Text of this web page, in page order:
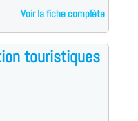
Voir la fiche complète
touristiques